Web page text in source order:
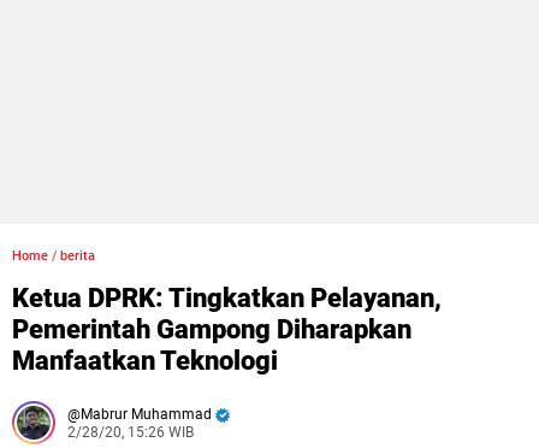
Home / berita
Ketua DPRK: Tingkatkan Pelayanan,
Pemerintah Gampong Diharapkan
Manfaatkan Teknologi
Mabrur Muhammad
2/28/20, 15:26 WIB